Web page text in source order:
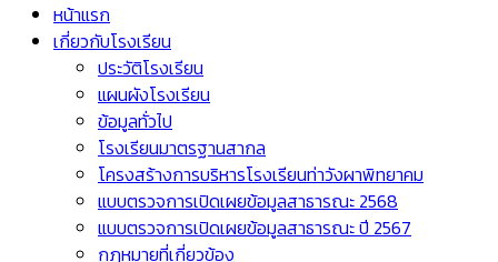
หน้าแรก
เกี่ยวกับโรงเรียน
ประวัติโรงเรียน
แผนผังโรงเรียน
ข้อมูลทั่วไป
โรงเรียนมาตรฐานสากล
โครงสร้างการบริหารโรงเรียนท่าวังผาพิทยาคม
แบบตรวจการเปิดเผยข้อมูลสาธารณะ 2568
แบบตรวจการเปิดเผยข้อมูลสาธารณะ ปี 2567
กฎหมายที่เกี่ยวข้อง